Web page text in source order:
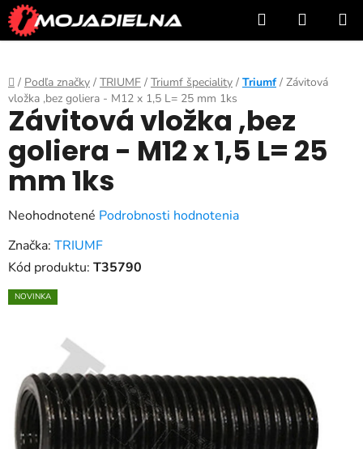
Prejsť
na
obsah
Hľadať
KOŠÍK
Domov
/ Podľa značky / TRIUMF / Triumf špeciality / Triumf / Závitová
vložka ,bez goliera - M12 x 1,5 L= 25 mm 1ks
Závitová vložka ,bez
goliera - M12 x 1,5 L= 25
mm 1ks
Priemerné
hodnotenie
produktu
0,0
hviezdičiek.
Neohodnotené Podrobnosti hodnotenia
Značka: TRIUMF
Kód produktu: T35790
NOVINKA